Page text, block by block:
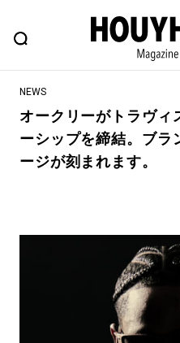
FEATURE
ヒップなファッション、カルチ
#注目のタグ
#NEW VINTAGE #マイ
#路地裏てぃーん。
#GH 銘品の所以 #フイ
#Commune H
#FASHION
NEWS
オークリーがトラヴィ
ーシップを締結。ブラ
ージが刻まれます。